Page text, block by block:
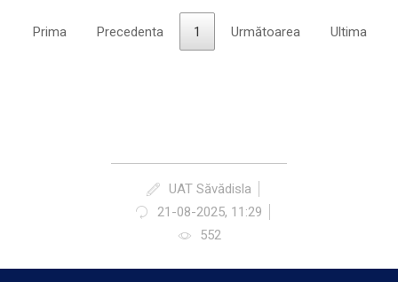
Prima Precedenta 1 Următoarea Ultima
UAT Săvădisla
21-08-2025, 11:29
552